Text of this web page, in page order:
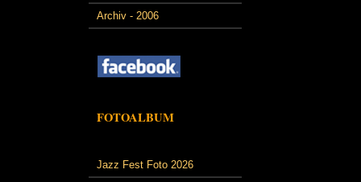
Archiv - 2006
FOTOALBUM
Jazz Fest Foto 2026